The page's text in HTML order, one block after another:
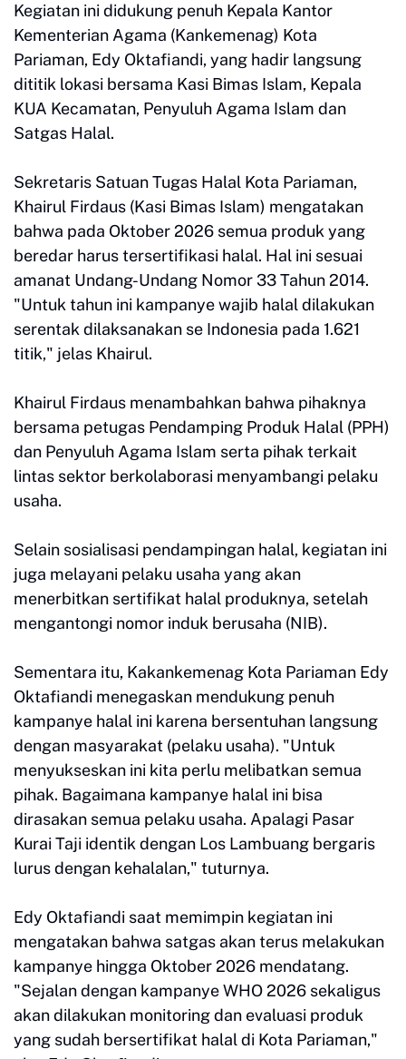
Kegiatan ini didukung penuh Kepala Kantor
Kementerian Agama (Kankemenag) Kota
Pariaman, Edy Oktafiandi, yang hadir langsung
dititik lokasi bersama Kasi Bimas Islam, Kepala
KUA Kecamatan, Penyuluh Agama Islam dan
Satgas Halal.
Sekretaris Satuan Tugas Halal Kota Pariaman,
Khairul Firdaus (Kasi Bimas Islam) mengatakan
bahwa pada Oktober 2026 semua produk yang
beredar harus tersertifikasi halal. Hal ini sesuai
amanat Undang-Undang Nomor 33 Tahun 2014.
"Untuk tahun ini kampanye wajib halal dilakukan
serentak dilaksanakan se Indonesia pada 1.621
titik," jelas Khairul.
Khairul Firdaus menambahkan bahwa pihaknya
bersama petugas Pendamping Produk Halal (PPH)
dan Penyuluh Agama Islam serta pihak terkait
lintas sektor berkolaborasi menyambangi pelaku
usaha.
Selain sosialisasi pendampingan halal, kegiatan ini
juga melayani pelaku usaha yang akan
menerbitkan sertifikat halal produknya, setelah
mengantongi nomor induk berusaha (NIB).
Sementara itu, Kakankemenag Kota Pariaman Edy
Oktafiandi menegaskan mendukung penuh
kampanye halal ini karena bersentuhan langsung
dengan masyarakat (pelaku usaha). "Untuk
menyukseskan ini kita perlu melibatkan semua
pihak. Bagaimana kampanye halal ini bisa
dirasakan semua pelaku usaha. Apalagi Pasar
Kurai Taji identik dengan Los Lambuang bergaris
lurus dengan kehalalan," tuturnya.
Edy Oktafiandi saat memimpin kegiatan ini
mengatakan bahwa satgas akan terus melakukan
kampanye hingga Oktober 2026 mendatang.
"Sejalan dengan kampanye WHO 2026 sekaligus
akan dilakukan monitoring dan evaluasi produk
yang sudah bersertifikat halal di Kota Pariaman,"